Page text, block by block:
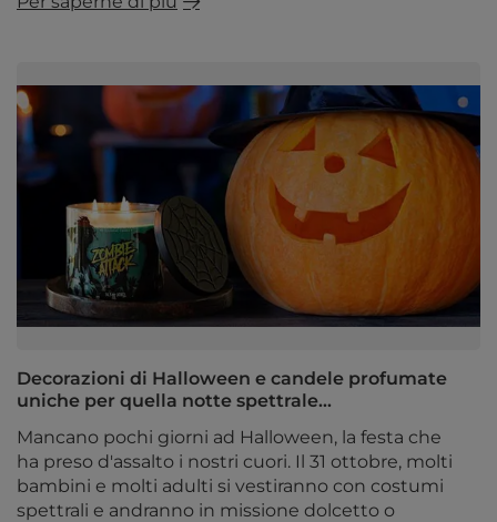
Decorazioni di Halloween e candele profumate
uniche per quella notte spettrale...
Mancano pochi giorni ad Halloween, la festa che
ha preso d'assalto i nostri cuori. Il 31 ottobre, molti
bambini e molti adulti si vestiranno con costumi
spettrali e andranno in missione dolcetto o